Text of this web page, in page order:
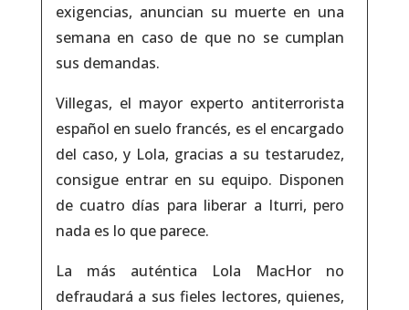
exigencias, anuncian su muerte en una
semana en caso de que no se cumplan
sus demandas.
Villegas, el mayor experto antiterrorista
español en suelo francés, es el encargado
del caso, y Lola, gracias a su testarudez,
consigue entrar en su equipo. Disponen
de cuatro días para liberar a Iturri, pero
nada es lo que parece.
La más auténtica Lola MacHor no
defraudará a sus fieles lectores, quienes,